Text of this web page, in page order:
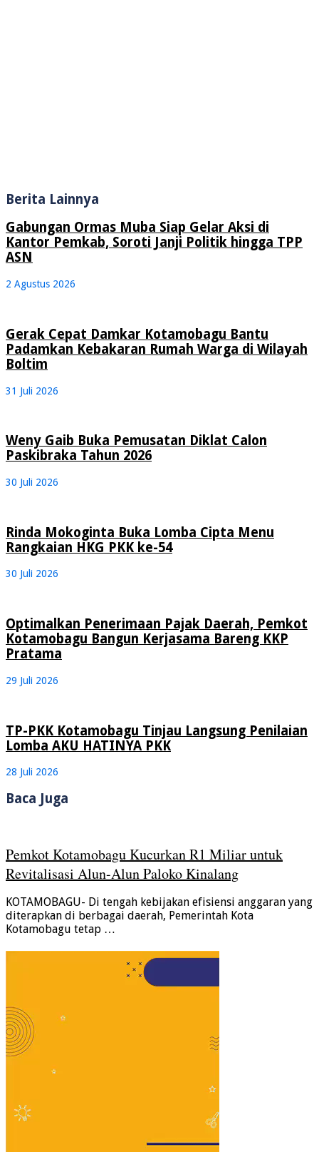
Berita Lainnya
Gabungan Ormas Muba Siap Gelar Aksi di
Kantor Pemkab, Soroti Janji Politik hingga TPP
ASN
2 Agustus 2026
Gerak Cepat Damkar Kotamobagu Bantu
Padamkan Kebakaran Rumah Warga di Wilayah
Boltim
31 Juli 2026
Weny Gaib Buka Pemusatan Diklat Calon
Paskibraka Tahun 2026
30 Juli 2026
Rinda Mokoginta Buka Lomba Cipta Menu
Rangkaian HKG PKK ke-54
30 Juli 2026
Optimalkan Penerimaan Pajak Daerah, Pemkot
Kotamobagu Bangun Kerjasama Bareng KKP
Pratama
29 Juli 2026
TP-PKK Kotamobagu Tinjau Langsung Penilaian
Lomba AKU HATINYA PKK
28 Juli 2026
Baca Juga
Pemkot Kotamobagu Kucurkan R1 Miliar untuk
Revitalisasi Alun-Alun Paloko Kinalang
KOTAMOBAGU- Di tengah kebijakan efisiensi anggaran yang
diterapkan di berbagai daerah, Pemerintah Kota
Kotamobagu tetap …